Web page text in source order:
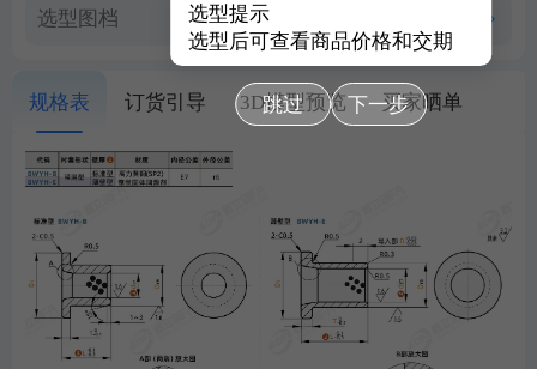
选型提示
选型后可查看商品价格和交期
跳过 下一步
选型图档
规格表 订货引导 3D模型预览 买家晒单